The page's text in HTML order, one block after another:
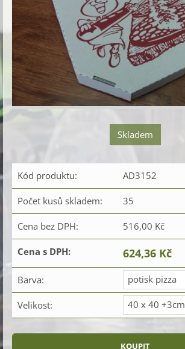
Skladem
Kód produktu: AD3152
Počet kusů skladem: 35
Cena bez DPH: 516,00 Kč
Cena s DPH: 624,36 Kč
Barva: potisk pizza
Velikost: 40 x 40 +3cm